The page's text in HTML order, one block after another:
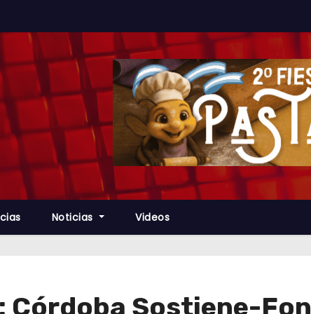
Noticias Videos
Sostiene-